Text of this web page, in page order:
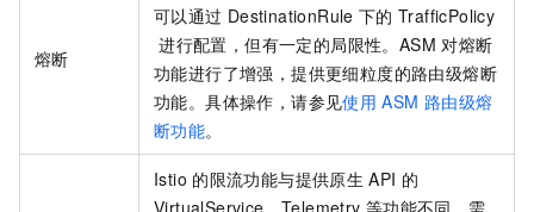
熔断
可以通过 DestinationRule 下的 TrafficPolicy
进行配置，但有一定的局限性。ASM 对熔断
功能进行了增强，提供更细粒度的路由级熔断
功能。具体操作，请参见使用 ASM 路由级熔
断功能。
Istio 的限流功能与提供原生 API 的
VirtualService、Telemetry 等功能不同，需